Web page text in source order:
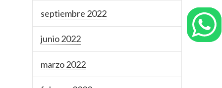
septiembre 2022
junio 2022
marzo 2022